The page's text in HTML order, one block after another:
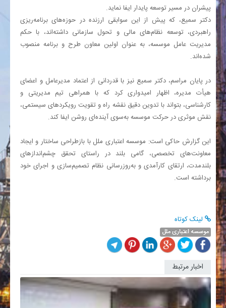
پیشران در مسیر توسعه پایدار ایفا نماید.
دکتر سمیع، که پیش از این سوابقی ارزنده در حوزه‌های برنامه‌ریزی
راهبردی، توسعه نظام‌های مالی و تحول سازمانی داشته‌اند، با حکم
مدیریت عامل موسسه، به عنوان اولین معاون طرح و برنامه منصوب
شده‌اند.
در پایان مراسم، دکتر سمیع نیز با قدردانی از اعتماد مدیرعامل و اعضای
هیأت مدیره، اظهار امیدواری کرد که با همراهی تیم مدیریتی و
کارشناسی، بتواند با تدوین دقیق نقشه راه و تقویت رویکردهای سیستمی،
نقش موثری در حرکت موسسه به‌سوی آینده‌ای روشن ایفا کند.
این گزارش حاکی است: موسسه اعتباری ملل با بازطراحی ساختار و ایجاد
معاونت‌های تخصصی، گامی بلند در راستای تحقق چشم‌اندازهای
بلندمدت، ارتقای کارآمدی و به‌روزرسانی نظام تصمیم‌سازی و اجرای خود
برداشته است.
لینک کوتاه
موسسه اعتباری ملل
اخبار مرتبط